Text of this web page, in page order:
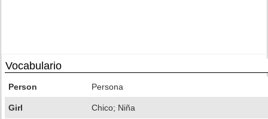
Vocabulario
Person Persona
Girl Chico; Niña